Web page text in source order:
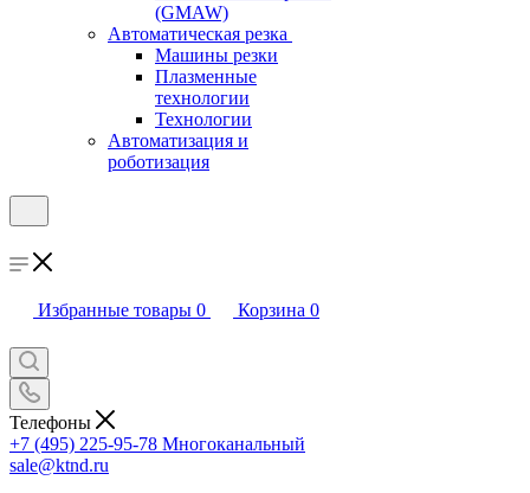
(GMAW)
Автоматическая резка
Машины резки
Плазменные
технологии
Технологии
Автоматизация и
роботизация
Избранные товары 0 Корзина 0
Телефоны
+7 (495) 225-95-78 Многоканальный
sale@ktnd.ru